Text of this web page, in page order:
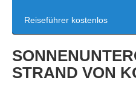
Reiseführer kostenlos
STRAND VON